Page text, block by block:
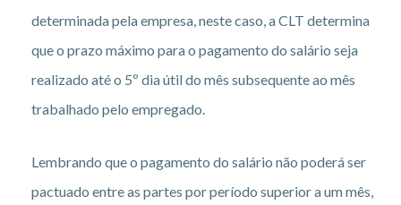
determinada pela empresa, neste caso, a CLT determina
que o prazo máximo para o pagamento do salário seja
realizado até o 5º dia útil do mês subsequente ao mês
trabalhado pelo empregado.
Lembrando que o pagamento do salário não poderá ser
pactuado entre as partes por período superior a um mês,